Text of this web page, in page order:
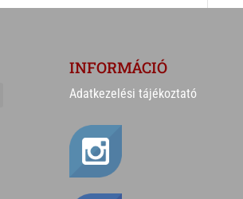
INFORMÁCIÓ
Adatkezelési tájékoztató